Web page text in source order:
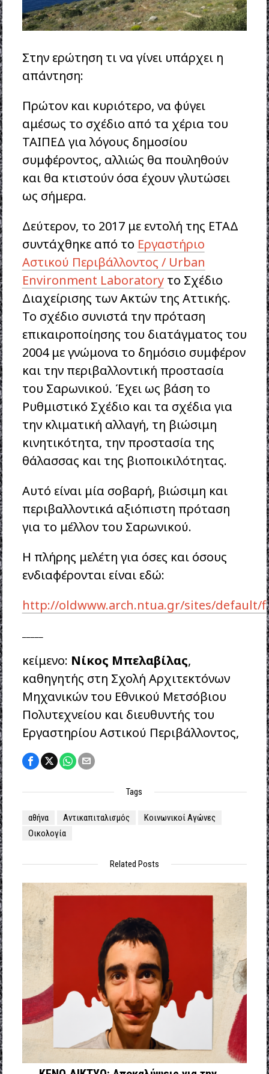
Στην ερώτηση τι να γίνει υπάρχει η
απάντηση:
Πρώτον και κυριότερο, να φύγει
αμέσως το σχέδιο από τα χέρια του
ΤΑΙΠΕΔ για λόγους δημοσίου
συμφέροντος, αλλιώς θα πουληθούν
και θα κτιστούν όσα έχουν γλυτώσει
ως σήμερα.
Δεύτερον, το 2017 με εντολή της ΕΤΑΔ
συντάχθηκε από το Εργαστήριο
Αστικού Περιβάλλοντος / Urban
Environment Laboratoryτο Σχέδιο
Διαχείρισης των Ακτών της Αττικής.
Το σχέδιο συνιστά την πρόταση
επικαιροποίησης του διατάγματος του
2004 με γνώμονα το δημόσιο συμφέρον
και την περιβαλλοντική προστασία
του Σαρωνικού. Έχει ως βάση το
Ρυθμιστικό Σχέδιο και τα σχέδια για
την κλιματική αλλαγή, τη βιώσιμη
κινητικότητα, την προστασία της
θάλασσας και της βιοποικιλότητας.
Αυτό είναι μία σοβαρή, βιώσιμη και
περιβαλλοντικά αξιόπιστη πρόταση
για το μέλλον του Σαρωνικού.
Η πλήρης μελέτη για όσες και όσους
ενδιαφέρονται είναι εδώ:
http://oldwww.arch.ntua.gr/sites/default/
κείμενο: Νίκος Μπελαβίλας,
καθηγητής στη Σχολή Αρχιτεκτόνων
Μηχανικών του Εθνικού Μετσόβιου
Πολυτεχνείου και διευθυντής του
Εργαστηρίου Αστικού Περιβάλλοντος,
Tags
αθήνα Αντικαπιταλισμός
Κοινωνικοί Αγώνες
Οικολογία
Related Posts